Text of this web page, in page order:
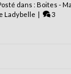
dans : Boites -
Ladybelle | 3